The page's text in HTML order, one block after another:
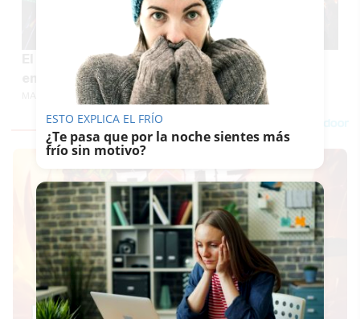
El Puerto ya está de Feria: así ha sido el
encendido del alumbrado
MANU GARCÍA
ESTO EXPLICA EL FRÍO
¿Te pasa que por la noche sientes más
frío sin motivo?